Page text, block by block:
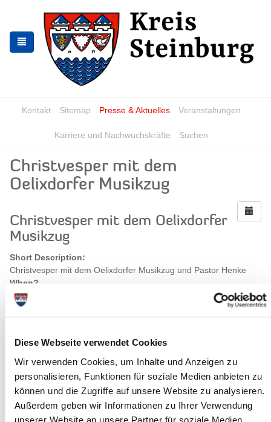
Diese Webseite verwendet Cookies
Wir verwenden Cookies, um Inhalte und Anzeigen zu
personalisieren, Funktionen für soziale Medien anbieten zu
können und die Zugriffe auf unsere Website zu analysieren.
Außerdem geben wir Informationen zu Ihrer Verwendung
unserer Website an unsere Partner für soziale Medien,
springen
springen
Kontakt Sitemap Presse & Aktuelles Veranstaltungen
Karriere und Nachwuchskräfte Suchen
Christvesper mit dem
Oelixdorfer Musikzug
Christvesper mit dem Oelixdorfer
Musikzug
Short Description:
Christvesper mit dem Oelixdorfer Musikzug und Pastor Henke
When?
Wednesday, 24.12.2025
Time:
Ev.-Luth. Kirchengemeinde St. Martin Oelixdorf-Itzehoe,
Bornstücken 6 ,Oelixdorf
Category:
Veranstaltung , Gottesdienste
Long description